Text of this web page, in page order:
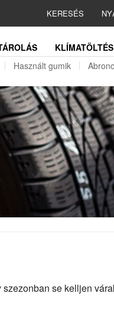
KERESÉS
KLÍMATÖLTÉS
Használt gumik
se kelljen